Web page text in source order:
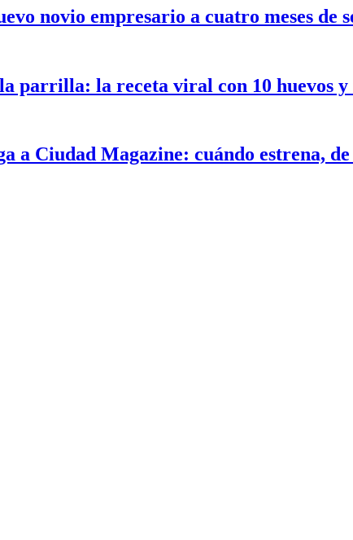
novio empresario a cuatro meses de
parrilla: la receta viral con 10 huevos
a Ciudad Magazine: cuándo estrena,